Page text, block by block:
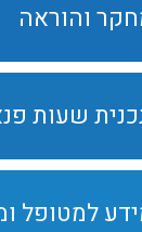
והוראה
שעות
למטופל